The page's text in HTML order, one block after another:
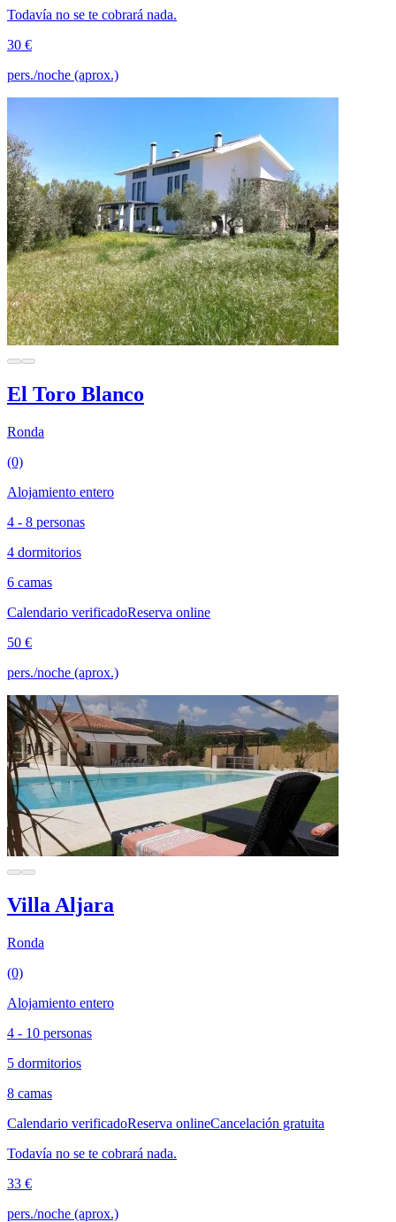
Todavía no se te cobrará nada.
30 €
pers./noche (aprox.)
El Toro Blanco
Ronda
(0)
Alojamiento entero
4 - 8 personas
4 dormitorios
6 camas
Calendario verificadoReserva online
50 €
pers./noche (aprox.)
Villa Aljara
Ronda
(0)
Alojamiento entero
4 - 10 personas
5 dormitorios
8 camas
Calendario verificadoReserva onlineCancelación gratuita
Todavía no se te cobrará nada.
33 €
pers./noche (aprox.)